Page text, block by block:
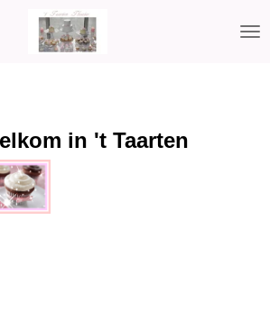
in 't Taarten